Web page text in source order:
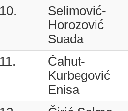
10.
Selimović-
Horozović
Suada
11.
Čahut-
Kurbegović
Enisa